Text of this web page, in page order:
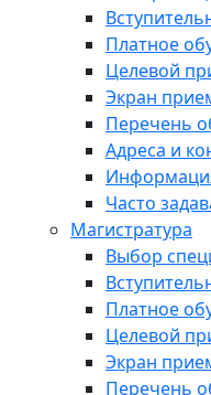
Платное
Целевой
Экран
Перечень
Адреса и
Часто
Магистратура
Выбор
Платное
Целевой
Экран
Перечень